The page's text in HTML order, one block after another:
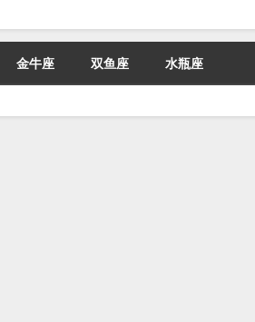
金牛座 双鱼座 水瓶座